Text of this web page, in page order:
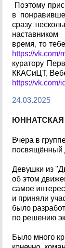
Поэтому
в
сразу
время, то
https://vk.com/
куратору
ККАСиЦТ,
https://vk.com/
24.03.2025
ЮННАТСКАЯ
Вчера в
посвящённый
Девушки из
об этом
самое
и приняли
было
по решению
Было много